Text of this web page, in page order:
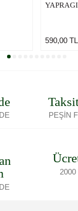
590,00TL
PEŞİN